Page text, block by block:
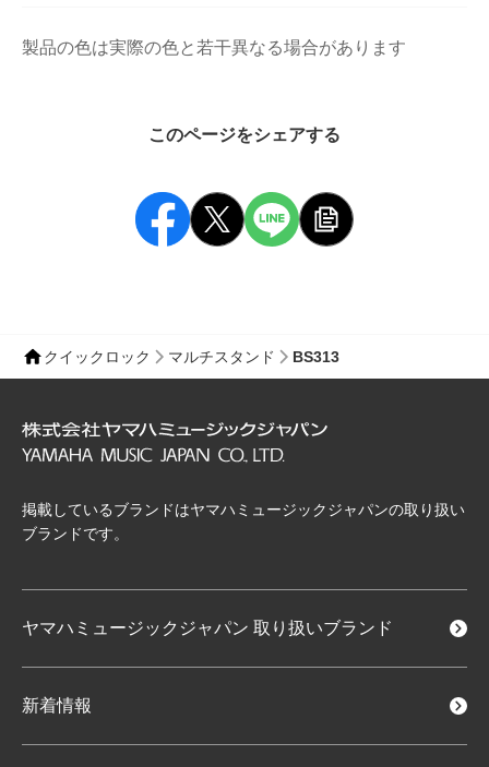
製品の色は実際の色と若干異なる場合があります
このページをシェアする
クイックロック マルチスタンド BS313
掲載しているブランドはヤマハミュージックジャパンの取り扱い
ブランドです。
ヤマハミュージックジャパン 取り扱いブランド
新着情報